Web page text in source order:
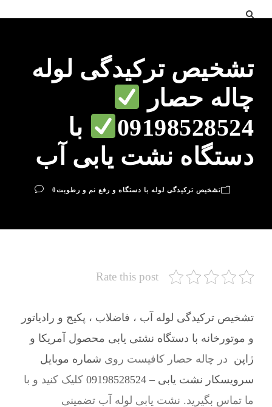
تشخیص ترکیدگی لوله
چاله حصار
09198528524
با
دستگاه نشت یابی آب
تشخیص ترکیدگی لوله با دستگاه و رفع نم و رطوبت0
Rate this post
تشخیص ترکیدگی لوله آب ، فاضلاب ، پکیج و رادیاتور
و موتورخانه با دستگاه نشتی یابی محصول آمریکا و
ژاپن در چاله حصار کافیست روی شماره موبایل
سرویسکار نشت یابی – 09198528524
کلیک کنید و با
ما تماس بگیرید. نشت یابی لوله آب تضمینی